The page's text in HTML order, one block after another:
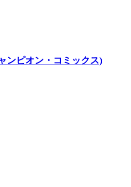
ンピオン・コミックス)